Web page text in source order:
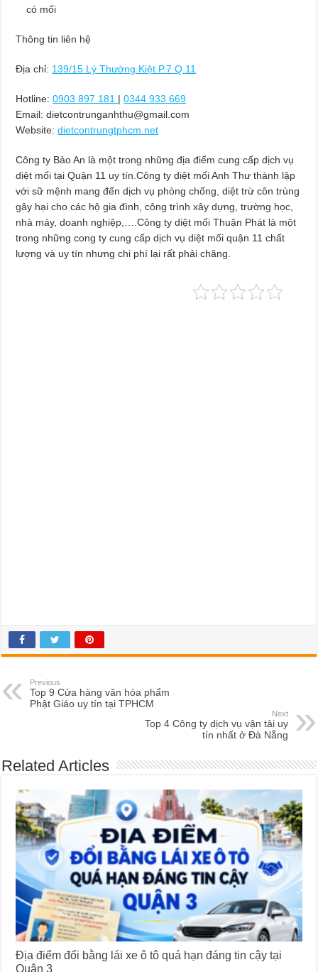
có mối
Thông tin liên hệ
Địa chỉ: 139/15 Lý Thường Kiệt P.7 Q.11
Hotline: 0903 897 181 |0344 933 669
Email: dietcontrunganhthu@gmail.com
Website:dietcontrungtphcm.net
Công ty Bảo An là một trong những địa điểm cung cấp dịch vụ
diệt mối tại Quận 11 uy tín.Công ty diệt mối Anh Thư thành lập
với sữ mệnh mang đến dịch vụ phòng chống, diệt trừ côn trùng
gây hại cho các hộ gia đình, công trình xây dựng, trường học,
nhà máy, doanh nghiệp,….Công ty diệt mối Thuận Phát là một
trong những cong ty cung cấp dịch vụ diệt mối quận 11 chất
lượng và uy tín nhưng chi phí lại rất phải chăng.
Previous
Top 9 Cửa hàng văn hóa phẩm
Phật Giáo uy tín tại TPHCM
Next
Top 4 Công ty dịch vụ vận tải uy
tín nhất ở Đà Nẵng
Related Articles
Địa điểm đổi bằng lái xe ô tô quá hạn đáng tin cậy tại
Quận 3